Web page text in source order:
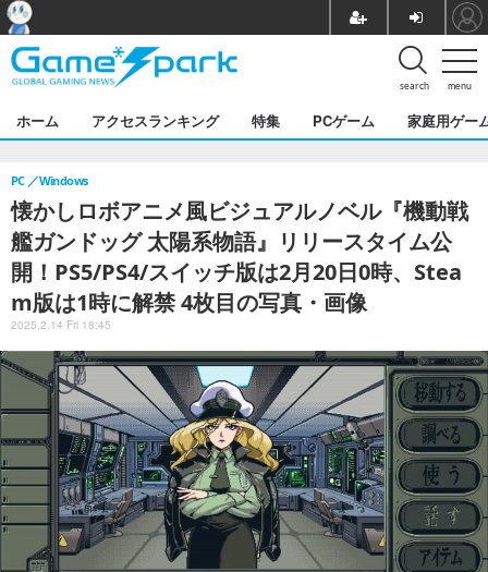
menu
search
ホーム アクセスランキング 特集 PCゲーム 家庭用ゲー
懐かしロボアニメ風ビジュアルノベル『機動戦
艦ガンドッグ 太陽系物語』リリースタイム公
開！PS5/PS4/スイッチ版は2月20日0時、Stea
m版は1時に解禁 4枚目の写真・画像
PC Windows
2025.2.14 Fri 18:45